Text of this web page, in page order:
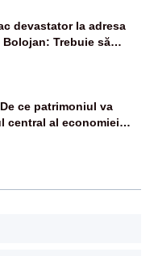
devastator la adresa
Trebuie să
dar nu șținem omaneii
ce patrimoniul va
central al economiei